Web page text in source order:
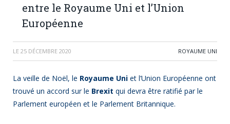
entre le Royaume Uni et l’Union
Européenne
LE 25 DÉCEMBRE 2020 ROYAUME UNI
La veille de Noël, le Royaume Uni et l’Union Européenne ont
trouvé un accord sur le Brexit qui devra être ratifié par le
Parlement européen et le Parlement Britannique.